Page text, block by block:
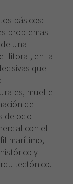
básicos:
problemas
una
litoral, en la
que
muelle
del
de ocio
con el
marítimo,
y